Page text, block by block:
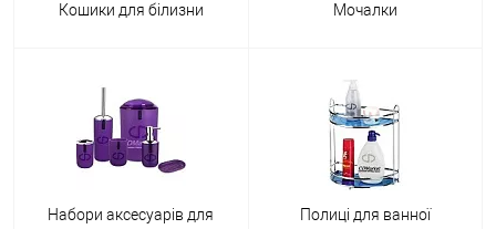
Кошики для білизни Мочалки
Набори аксесуарів для
Полиці для ванної